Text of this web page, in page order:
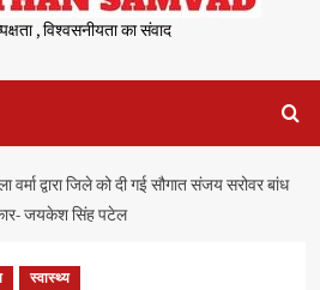
, विश्वसनीयता का संवाद
वर्मा द्वारा जिले को दी गई सौगात संजय सरोवर बांध
जयकेश सिंह पटेल
स्वास्थ्य